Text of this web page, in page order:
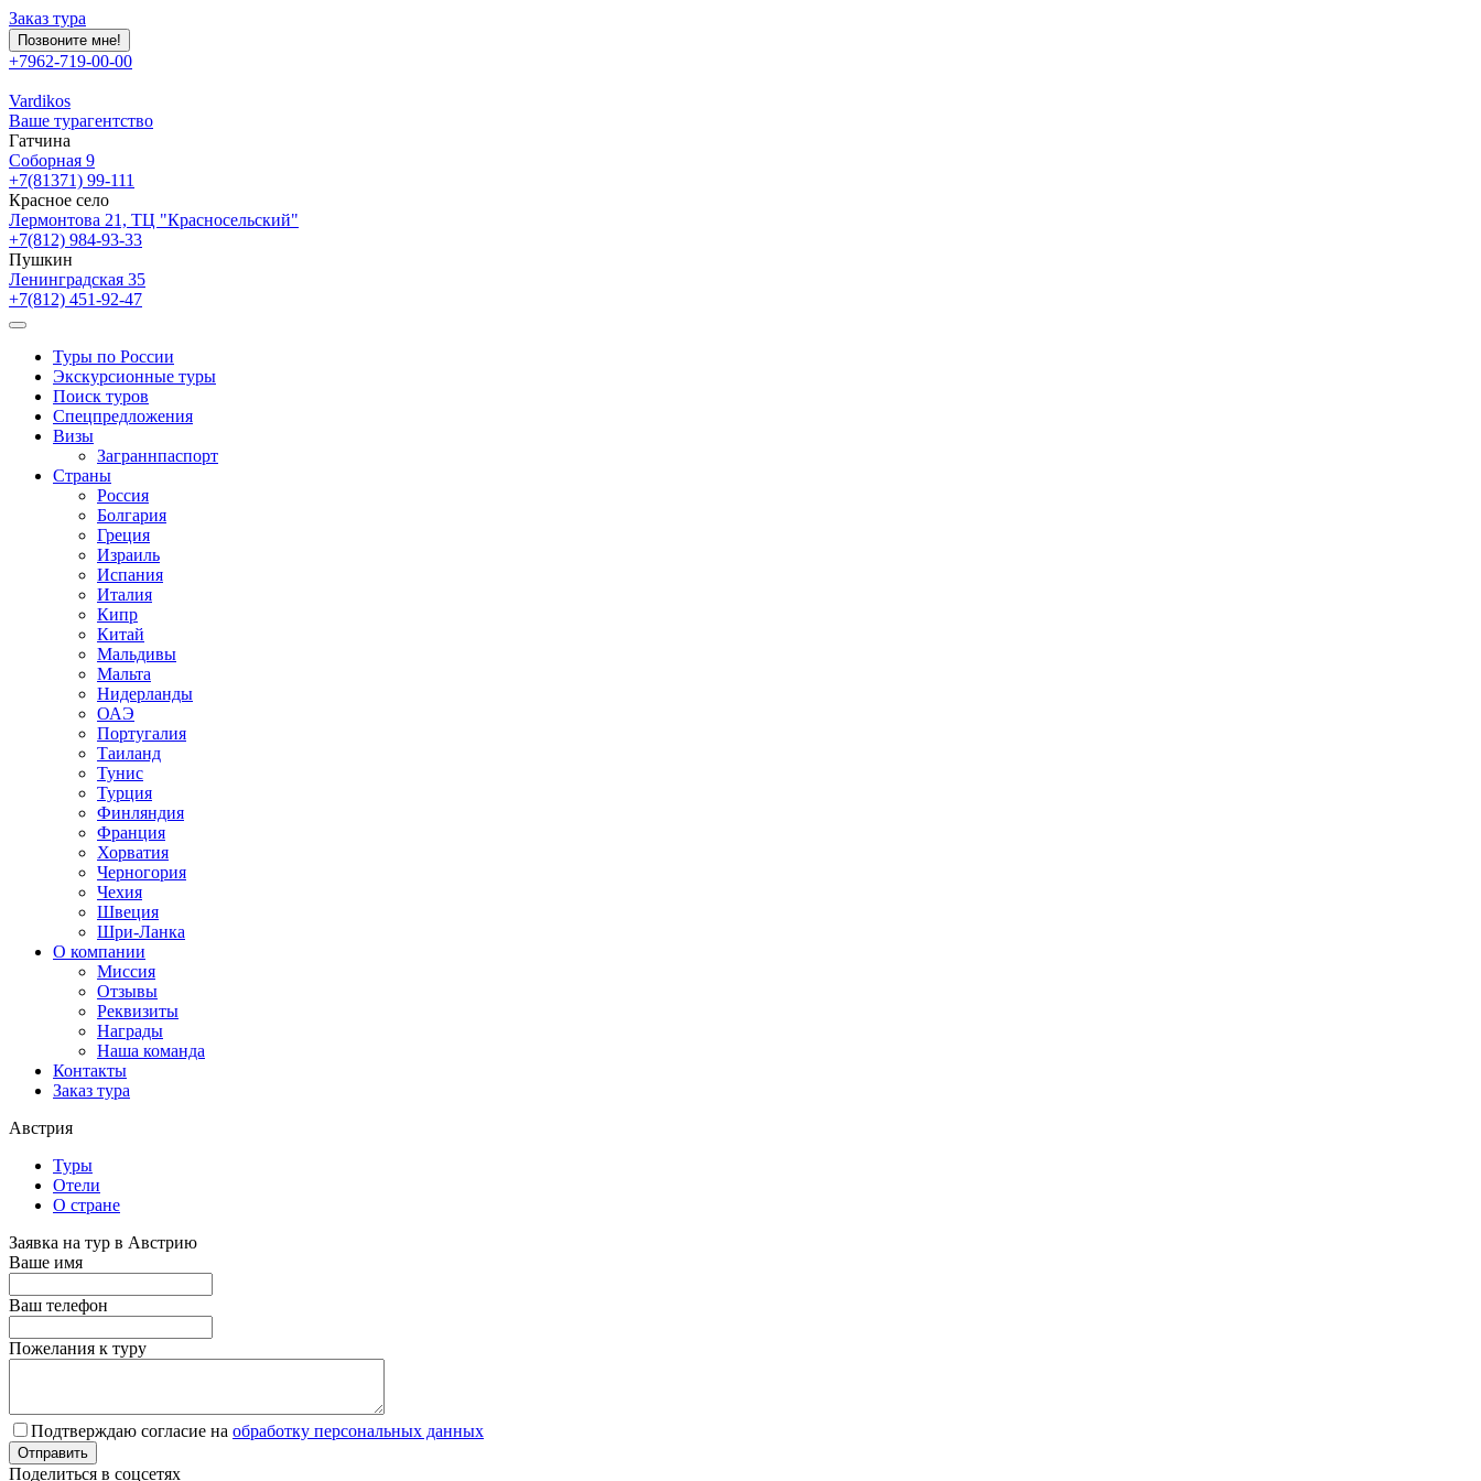
Заказ тура
Позвоните мне!
+7962-719-00-00
Vardikos
Ваше турагентство
Гатчина
Соборная 9
+7(81371) 99-111
Красное село
Лермонтова 21, ТЦ "Красносельский"
+7(812) 984-93-33
Пушкин
Ленинградская 35
+7(812) 451-92-47
Туры по России
Экскурсионные туры
Поиск туров
Спецпредложения
Визы
Заграннпаспорт
Страны
Россия
Болгария
Греция
Израиль
Испания
Италия
Кипр
Китай
Мальдивы
Мальта
Нидерланды
ОАЭ
Португалия
Таиланд
Тунис
Турция
Финляндия
Франция
Хорватия
Черногория
Чехия
Швеция
Шри-Ланка
О компании
Миссия
Отзывы
Реквизиты
Награды
Наша команда
Контакты
Заказ тура
Австрия
Туры
Отели
О стране
Заявка на тур в Австрию
Ваше имя
Ваш телефон
Пожелания к туру
Подтверждаю согласие на обработку персональных данных
Поделиться в соцсетях